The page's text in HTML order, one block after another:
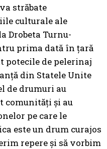
străbate
culturale ale
Drobeta Turnu-
prima dată în țară
potecile de pelerinaj
din Statele Unite
de drumuri au
comunități și au
pe care le
este un drum curajos
repere și să vorbim